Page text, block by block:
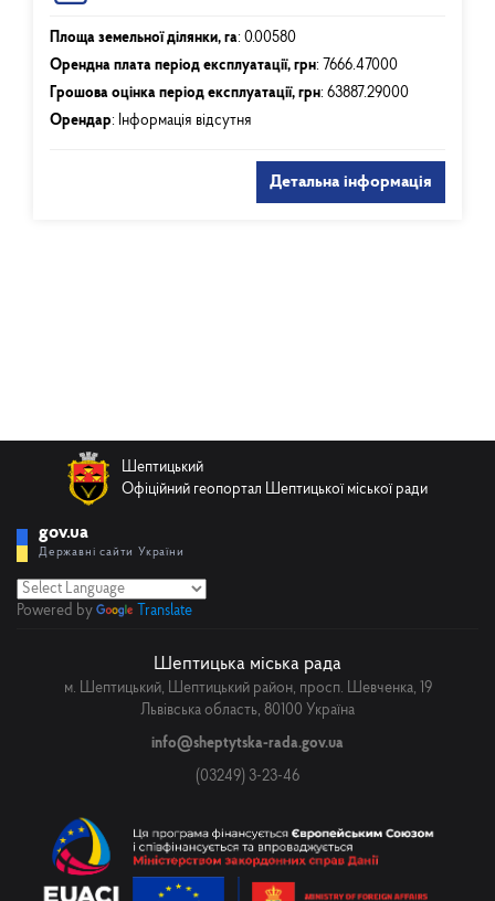
Площа земельної ділянки, га: 0.00580
Орендна плата період експлуатації, грн: 7666.47000
Грошова оцінка період експлуатації, грн: 63887.29000
Орендар: Інформація відсутня
Детальна інформація
Шептицький
Офіційний геопортал Шептицької міської ради
gov.ua
Державні сайти України
Powered by Translate
Шептицька міська рада
м. Шептицький, Шептицький район, просп. Шевченка, 19
Львівська область, 80100 Україна
info@sheptytska-rada.gov.ua
(03249) 3-23-46